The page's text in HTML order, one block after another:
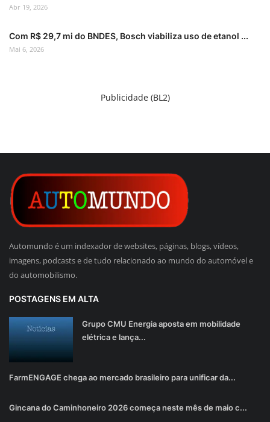
Abr 19, 2026
Com R$ 29,7 mi do BNDES, Bosch viabiliza uso de etanol ...
Mai 6, 2026
Publicidade (BL2)
Automundo é um indexador de websites, páginas, blogs, vídeos,
imagens, podcasts e de tudo relacionado ao mundo do automóvel e
do automobilismo.
POSTAGENS EM ALTA
Grupo CMU Energia aposta em mobilidade
elétrica e lança...
FarmENGAGE chega ao mercado brasileiro para unificar da...
Gincana do Caminhoneiro 2026 começa neste mês de maio c...